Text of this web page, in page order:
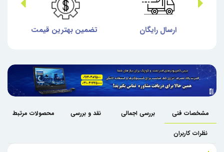
ارسال رایگان تضمین بهترین قیمت
مشخصات فنی بررسی اجمالی نقد و بررسی محصولات مرتبط
نظرات کاربران